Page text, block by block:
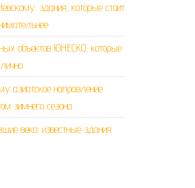
здания, которые стоит
объектов ЮНЕСКО, которые
азиатское направление
зимнего сезона
века: известные здания